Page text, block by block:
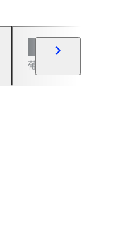
葡萄酒及烈性酒